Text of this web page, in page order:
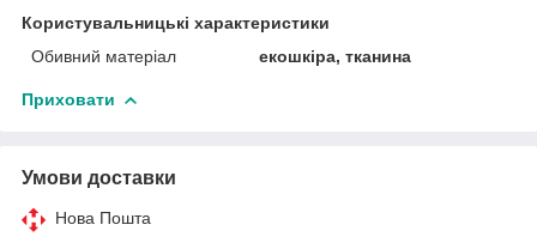
Користувальницькі характеристики
Обивний матеріал
екошкіра, тканина
Приховати
Умови доставки
Нова Пошта